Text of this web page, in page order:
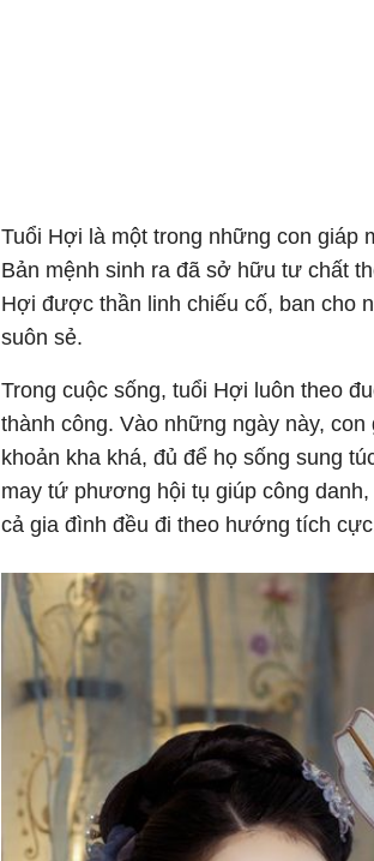
Tuổi Hợi là một trong những con giáp
Bản mệnh sinh ra đã sở hữu tư chất
Hợi được thần linh chiếu cố, ban cho
suôn sẻ.
Trong cuộc sống, tuổi Hợi luôn theo
thành công. Vào những ngày này,
khoản kha khá, đủ để họ sống sung
may tứ phương hội tụ giúp công
cả gia đình đều đi theo hướng tích